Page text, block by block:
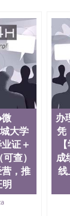
理毕业证成绩
学位认证、毕
证书、毕业证
、留学生认证
文凭学历、澳
立大学毕业证
）圣何塞州立
）圣何塞州立
）成绩单圣何
圣何塞州立大
塞州立大学（
学文凭（San
学学历（
历（San Jose
State
University）
大学
证＋
查）
，推
办
凭
成
线